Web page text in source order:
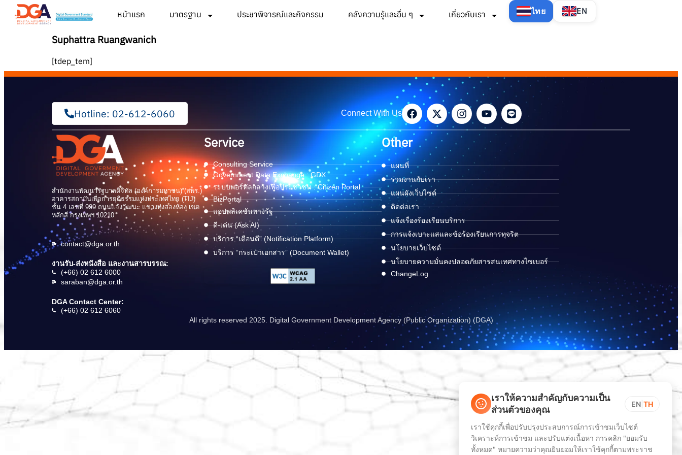
หน้าแรก มาตรฐาน ประชาพิจารณ์และกิจกรรม คลังความรู้และอื่น ๆ เกี่ยวกับเรา ไทย EN
Suphattra Ruangwanich
[tdep_tem]
Hotline: 02-612-6060 Connect With Us
สำนักงานพัฒนารัฐบาลดิจิทัล (องค์การมหาชน) (สพร.)
อาคารสถาบันเพื่อการยุติธรรมแห่งประเทศไทย (TIJ)
ชั้น 4 เลขที่ 999 ถนนแจ้งวัฒนะ แขวงทุ่งสองห้อง เขต
หลักสี่ กรุงเทพฯ 10210
contact@dga.or.th
งานรับ-ส่งหนังสือ และงานสารบรรณ:
(+66) 02 612 6000
saraban@dga.or.th
DGA Contact Center:
(+66) 02 612 6060
Service
Consulting Service
Government Data Exchange : GDX
ระบบพอร์ทัลกลางเพื่อประชาชน : Citizen Portal
BizPortal
แอปพลิเคชันทางรัฐ
ดี-เด่น (Ask AI)
บริการ “เตือนดี” (Notification Platform)
บริการ “กระเป๋าเอกสาร” (Document Wallet)
Other
แผนที่
ร่วมงานกับเรา
แผนผังเว็บไซต์
ติดต่อเรา
แจ้งเรื่องร้องเรียนบริการ
การแจ้งเบาะแสและข้อร้องเรียนการทุจริต
นโยบายเว็บไซต์
นโยบายความมั่นคงปลอดภัยสารสนเทศทางไซเบอร์
ChangeLog
All rights reserved 2025. Digital Government Development Agency (Public Organization) (DGA)
เราให้ความสำคัญกับความเป็น
ส่วนตัวของคุณ
EN TH
เราใช้คุกกี้เพื่อปรับปรุงประสบการณ์การเข้าชมเว็บไซต์
วิเคราะห์การเข้าชม และปรับแต่งเนื้อหา การคลิก "ยอมรับ
ทั้งหมด" หมายความว่าคุณยินยอมให้เราใช้คุกกี้ตามพระราช